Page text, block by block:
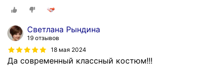
Светлана Рындина
19 отзывов
18 мая 2024
Да современный классный костюм!!!